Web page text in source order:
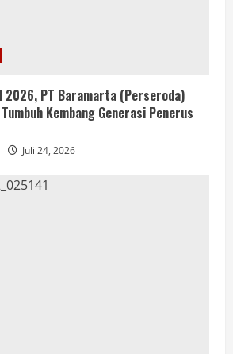
2026, PT Baramarta (Perseroda)
Kembang Generasi Penerus
Juli 24, 2026